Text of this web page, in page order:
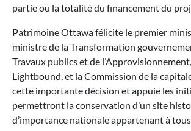
partie ou la totalité du financement du
Patrimoine Ottawa félicite le premier
ministre de la Transformation
Travaux publics et de
Lightbound, et la Commission de la
cette importante décision et appuie les
permettront la conservation d’un site
d’importance nationale appartenant à